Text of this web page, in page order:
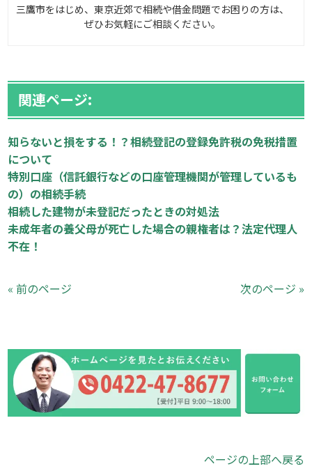
三鷹市をはじめ、東京近郊で相続や借金問題でお困りの方は、
ぜひお気軽にご相談ください。
関連ページ:
知らないと損をする！？相続登記の登録免許税の免税措置
について
特別口座（信託銀行などの口座管理機関が管理しているも
の）の相続手続
相続した建物が未登記だったときの対処法
未成年者の養父母が死亡した場合の親権者は？法定代理人
不在！
« 前のページ 次のページ »
ページの上部へ戻る